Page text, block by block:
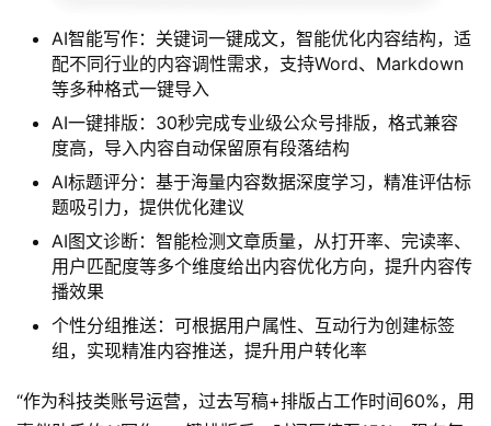
AI智能写作：关键词一键成文，智能优化内容结构，适
配不同行业的内容调性需求，支持Word、Markdown
等多种格式一键导入
AI一键排版：30秒完成专业级公众号排版，格式兼容
度高，导入内容自动保留原有段落结构
AI标题评分：基于海量内容数据深度学习，精准评估标
题吸引力，提供优化建议
AI图文诊断：智能检测文章质量，从打开率、完读率、
用户匹配度等多个维度给出内容优化方向，提升内容传
播效果
个性分组推送：可根据用户属性、互动行为创建标签
组，实现精准内容推送，提升用户转化率
“作为科技类账号运营，过去写稿+排版占工作时间60%，用